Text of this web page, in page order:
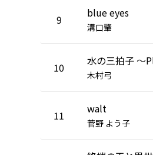
9 blue eyes
溝口肇
10
木村弓
11 walt
菅野 よう子